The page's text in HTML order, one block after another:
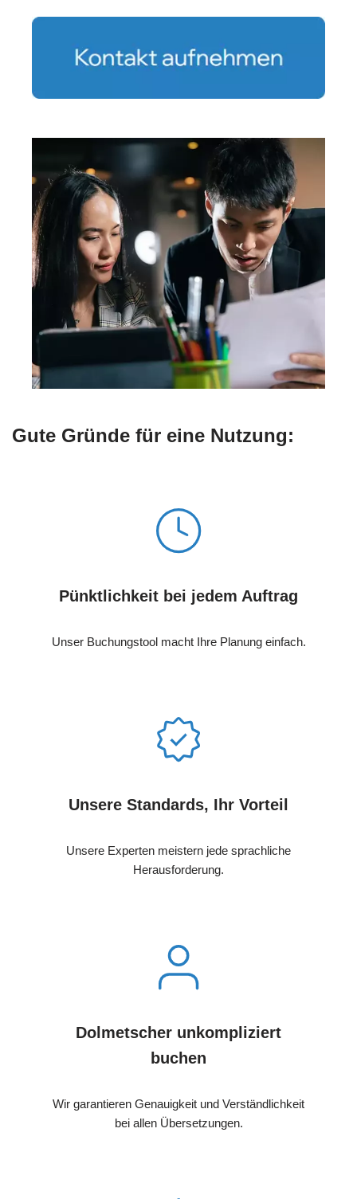
Gute Gründe für eine Nutzung:
Pünktlichkeit bei jedem Auftrag
Unser Buchungstool macht Ihre Planung einfach.
Unsere Standards, Ihr Vorteil
Unsere Experten meistern jede sprachliche
Herausforderung.
Dolmetscher unkompliziert
buchen
Wir garantieren Genauigkeit und Verständlichkeit
bei allen Übersetzungen.